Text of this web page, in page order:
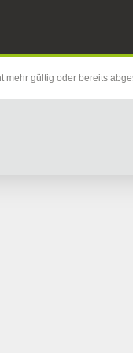
mehr gültig oder bereits